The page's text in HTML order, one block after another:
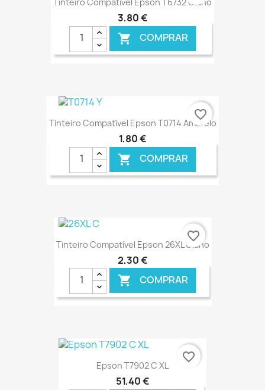
3,80 €
 COMPRAR
€ ONLINE
Tinteiro Compatível Epson T0714 Amarelo
1,80 €
 COMPRAR
€ ONLINE
favorite_border
Tinteiro Compatível Epson 26XL Ciano
2,30 €
 COMPRAR
€ ONLINE
favorite_border
Epson T7902 C XL
51,40 €
favorite_border